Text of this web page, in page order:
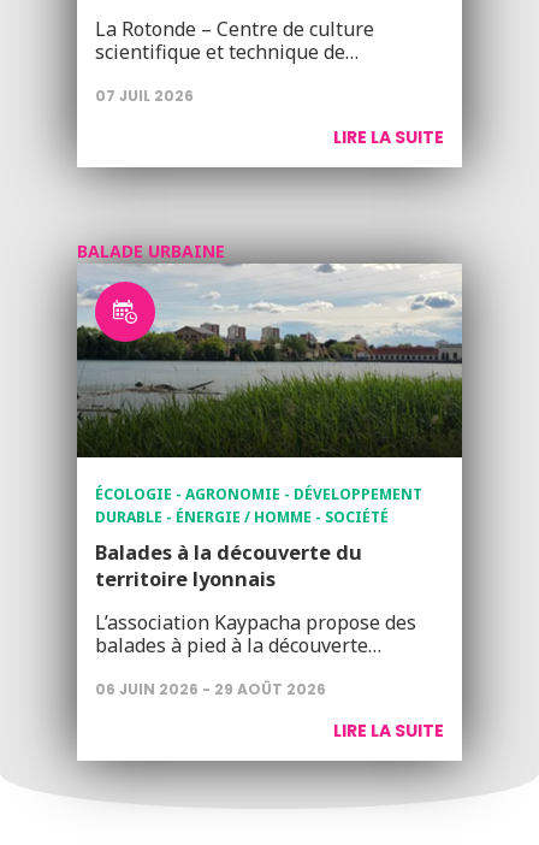
La Rotonde – Centre de culture
scientifique et technique de…
07 JUIL 2026
LIRE LA SUITE
BALADE URBAINE
ÉCOLOGIE - AGRONOMIE - DÉVELOPPEMENT
DURABLE - ÉNERGIE / HOMME - SOCIÉTÉ
Balades à la découverte du
territoire lyonnais
L’association Kaypacha propose des
balades à pied à la découverte…
06 JUIN 2026 - 29 AOÛT 2026
LIRE LA SUITE